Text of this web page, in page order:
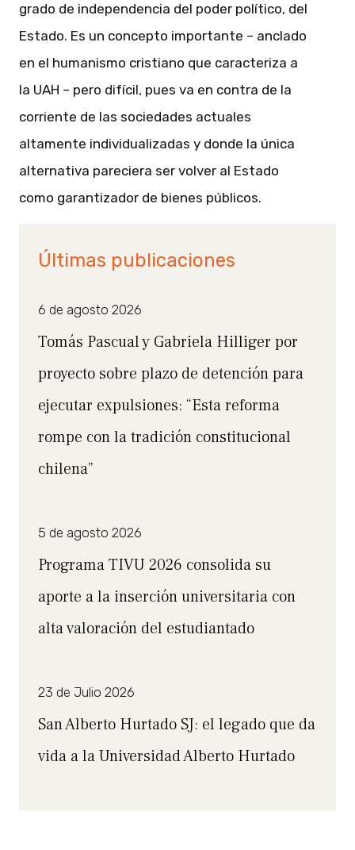
grado de independencia del poder político, del
Estado. Es un concepto importante – anclado
en el humanismo cristiano que caracteriza a
la UAH – pero difícil, pues va en contra de la
corriente de las sociedades actuales
altamente individualizadas y donde la única
alternativa pareciera ser volver al Estado
como garantizador de bienes públicos.
Últimas publicaciones
6 de agosto 2026
Tomás Pascual y Gabriela Hilliger por
proyecto sobre plazo de detención para
ejecutar expulsiones: “Esta reforma
rompe con la tradición constitucional
chilena”
5 de agosto 2026
Programa TIVU 2026 consolida su
aporte a la inserción universitaria con
alta valoración del estudiantado
23 de Julio 2026
San Alberto Hurtado SJ: el legado que da
vida a la Universidad Alberto Hurtado